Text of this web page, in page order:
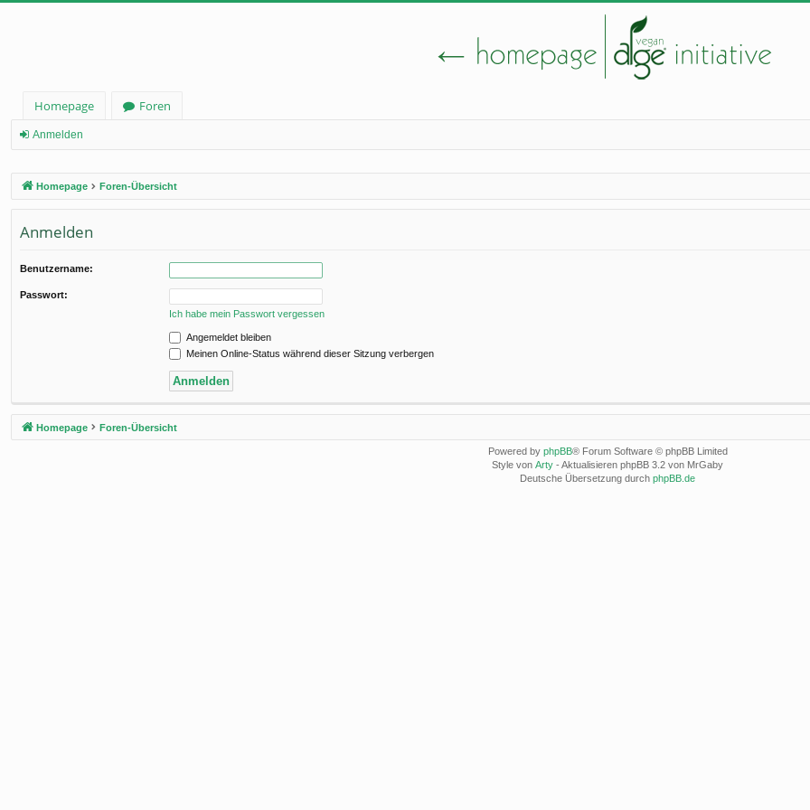
Homepage
Foren
Anmelden
Homepage Foren-Übersicht
Anmelden
Benutzername:
Passwort:
Ich habe mein Passwort vergessen
Angemeldet bleiben
Meinen Online-Status während dieser Sitzung verbergen
Homepage Foren-Übersicht
Powered by phpBB® Forum Software © phpBB Limited
Style von Arty - Aktualisieren phpBB 3.2 von MrGaby
Deutsche Übersetzung durch phpBB.de